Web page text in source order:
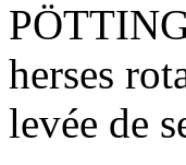
herses
levée de